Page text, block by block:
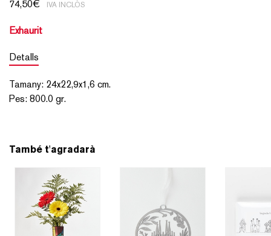
74,50€ IVA INCLÒS
Exhaurit
Detalls
Tamany: 24x22,9x1,6 cm.
Pes: 800.0 gr.
També t'agradarà